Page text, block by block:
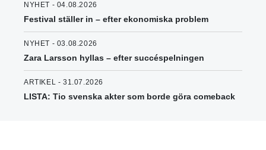
NYHET - 04.08.2026
Festival ställer in – efter ekonomiska problem
NYHET - 03.08.2026
Zara Larsson hyllas – efter succéspelningen
ARTIKEL - 31.07.2026
LISTA: Tio svenska akter som borde göra comeback